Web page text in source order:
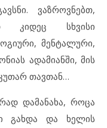
ვაზროვნებთ,
კიდეც სხვისი
მენტალური,
ადამიანში, მის
თავთან…
დამანახა, როცა
გახდა და ხელის